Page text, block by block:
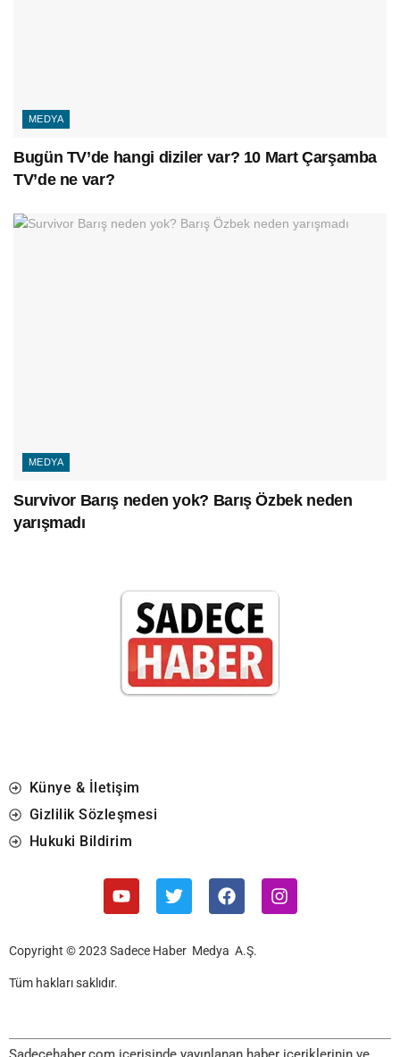
MEDYA
Bugün TV’de hangi diziler var? 10 Mart Çarşamba
TV’de ne var?
MEDYA
Survivor Barış neden yok? Barış Özbek neden
yarışmadı
Künye & İletişim
Gizlilik Sözleşmesi
Hukuki Bildirim
Copyright © 2023 Sadece Haber Medya A.Ş.
Tüm hakları saklıdır.